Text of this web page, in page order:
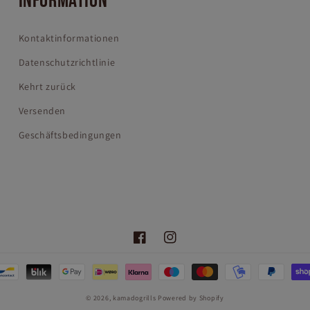
Kontaktinformationen
Datenschutzrichtlinie
Kehrt zurück
Versenden
Geschäftsbedingungen
FacebookInstagram
© 2026, kamadogrills Powered by Shopify